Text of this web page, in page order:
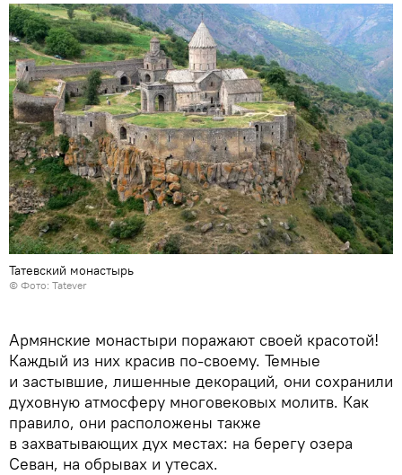
Татевский монастырь
© Фото: Tatever
Армянские монастыри поражают своей красотой!
Каждый из них красив по-своему. Темные
и застывшие, лишенные декораций, они сохранили
духовную атмосферу многовековых молитв. Как
правило, они расположены также
в захватывающих дух местах: на берегу озера
Севан, на обрывах и утесах.